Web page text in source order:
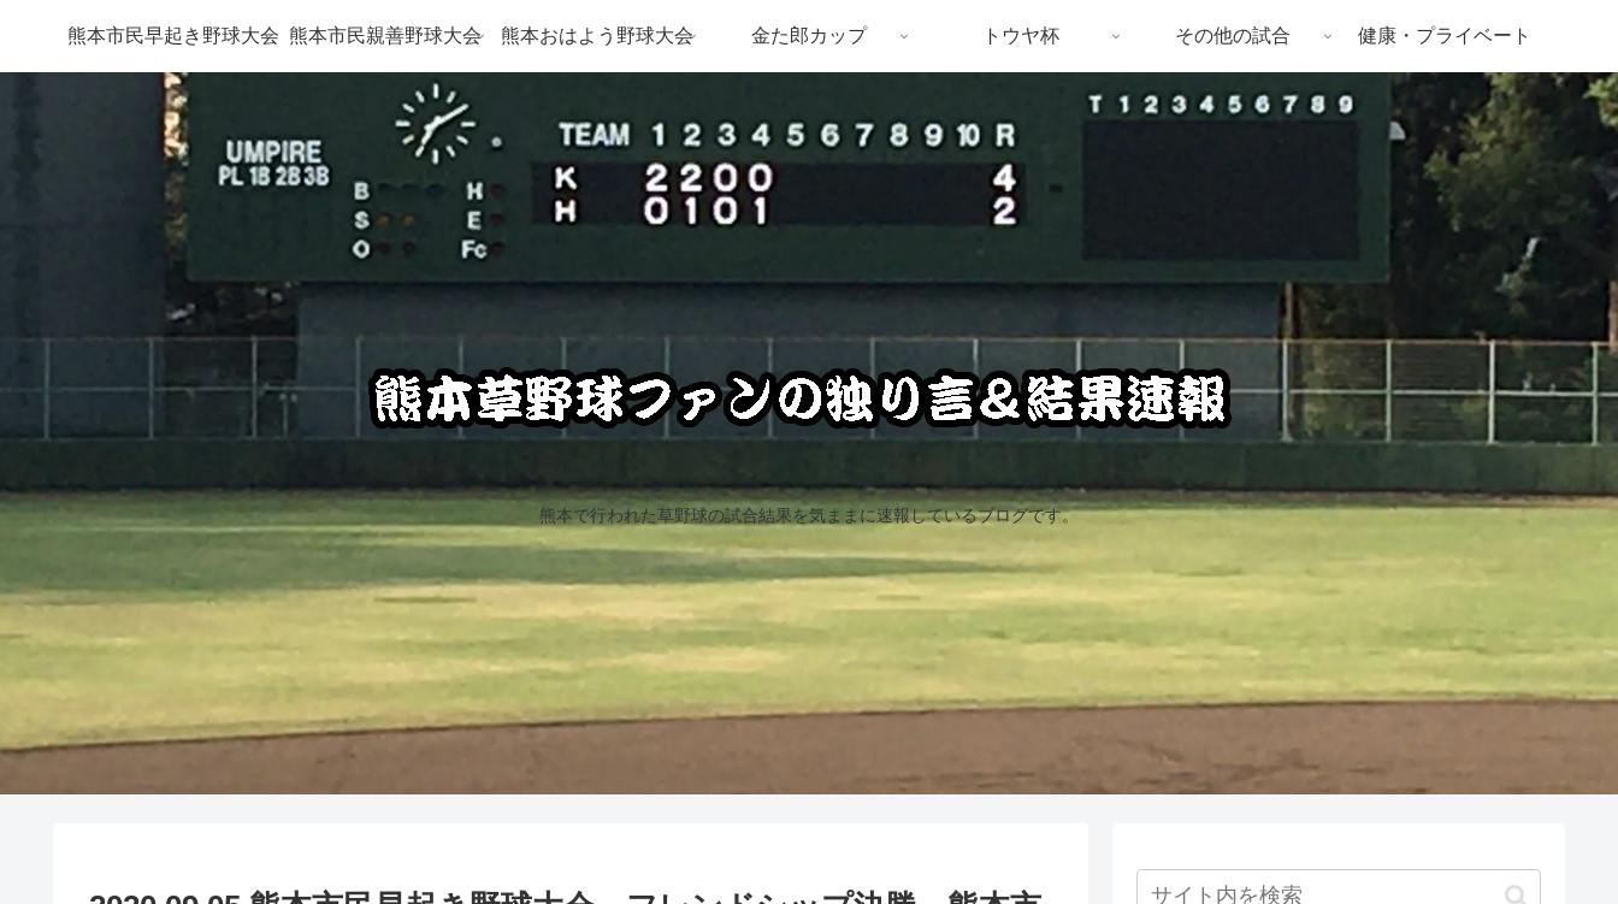
熊本で行われた草野球の試合結果を気ままに速報しているブログです。
熊本市民早起き野球大会 熊本市民親善野球大会 熊本おはよう野球大会 金た郎カップ トウヤ杯 その他の試合 健康・プライベート